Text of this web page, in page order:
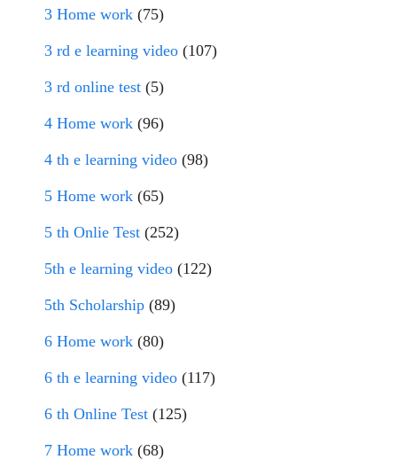
3 Home work (75)
3 rd e learning video (107)
3 rd online test (5)
4 Home work (96)
4 th e learning video (98)
5 Home work (65)
5 th Onlie Test (252)
5th e learning video (122)
5th Scholarship (89)
6 Home work (80)
6 th e learning video (117)
6 th Online Test (125)
7 Home work (68)